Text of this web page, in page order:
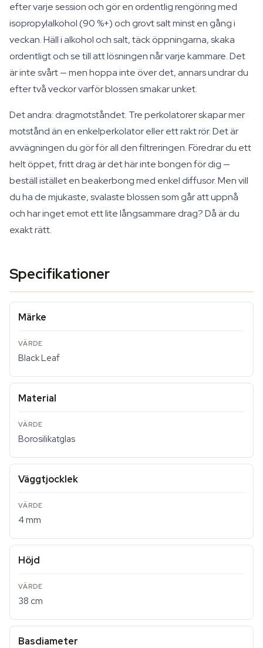
efter varje session och gör en ordentlig rengöring med
isopropylalkohol (90 %+) och grovt salt minst en gång i
veckan. Häll i alkohol och salt, täck öppningarna, skaka
ordentligt och se till att lösningen når varje kammare. Det
är inte svårt — men hoppa inte över det, annars undrar du
efter två veckor varför blossen smakar unket.
Det andra: dragmotståndet. Tre perkolatorer skapar mer
motstånd än en enkelperkolator eller ett rakt rör. Det är
avvägningen du gör för all den filtreringen. Föredrar du ett
helt öppet, fritt drag är det här inte bongen för dig —
beställ istället en beakerbong med enkel diffusor. Men vill
du ha de mjukaste, svalaste blossen som går att uppnå
och har inget emot ett lite långsammare drag? Då är du
exakt rätt.
Specifikationer
Märke
Black Leaf
Material
Borosilikatglas
Väggtjocklek
4 mm
Höjd
38 cm
Basdiameter